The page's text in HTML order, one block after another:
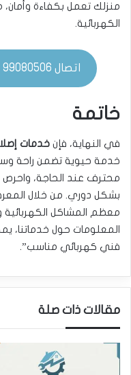
منزلك تعمل بكفاءة
الكهربائية.
اتصال 99080506 📞
خاتمة
في النهاية، فإن خدمات
خدمة حيوية تضمن راحة
محترف عند الحاجة، واحرص
بشكل دوري. من خلال
معظم المشاكل الكهربائية
المعلومات حول خدماتنا،
فني كهربائي مناسب”.
مقالات ذات صلة